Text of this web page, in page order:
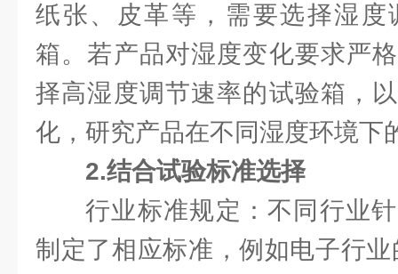
纸张、皮革等，需要选择湿度
箱。若产品对湿度变化要求严
择高湿度调节速率的试验箱，
化，研究产品在不同湿度环境下
2.结合试验标准选择
行业标准规定：不同行业
制定了相应标准，例如电子行